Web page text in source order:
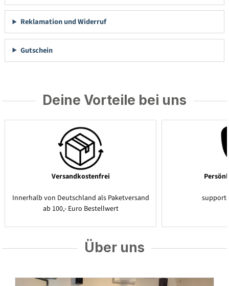
Reklamation und Widerruf
Gutschein
Deine Vorteile bei uns
Versandkostenfrei
Innerhalb von Deutschland als Paketversand
ab 100,- Euro Bestellwert
Über uns